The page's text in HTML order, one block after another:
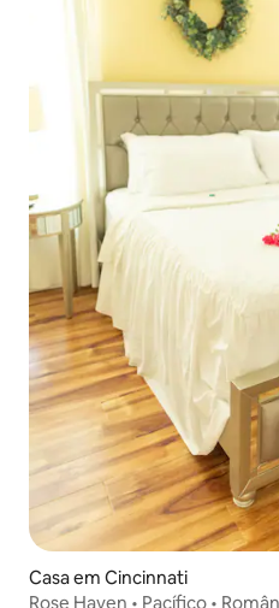
Casa em Cincinnati
Rose Haven • Pacífico •